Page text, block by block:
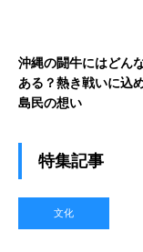
沖縄の闘牛にはどん
ある？熱き戦いに込
島民の想い
特集記事
文化